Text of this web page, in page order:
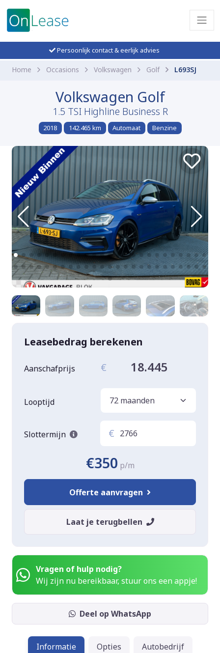
Persoonlijk contact & eerlijk advies
Home Occasions Volkswagen Golf L693SJ
Volkswagen Golf
1.5 TSI Highline Business R
2018 142.465 km Automaat Benzine
Leasebedrag berekenen
Aanschafprijs € 18.445
Looptijd
Slottermijn €
€350 p/m
Offerte aanvragen
Laat je terugbellen
Vragen of hulp nodig?
Wij zijn nu bereikbaar, stuur ons een appje!
Deel op WhatsApp
Informatie Opties Autobedrijf